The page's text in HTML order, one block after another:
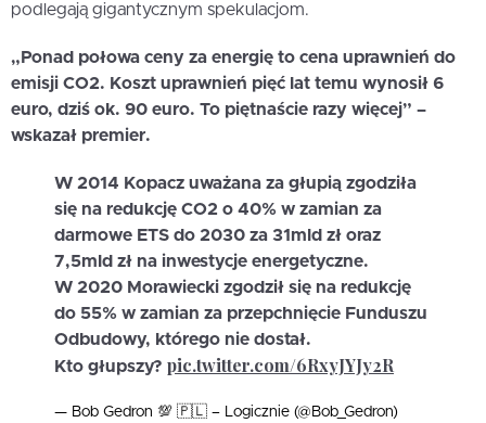
podlegają gigantycznym spekulacjom.
„Ponad połowa ceny za energię to cena uprawnień do
emisji CO2. Koszt uprawnień pięć lat temu wynosił 6
euro, dziś ok. 90 euro. To piętnaście razy więcej” –
wskazał premier.
W 2014 Kopacz uważana za głupią zgodziła
się na redukcję CO2 o 40% w zamian za
darmowe ETS do 2030 za 31mld zł oraz
7,5mld zł na inwestycje energetyczne.
W 2020 Morawiecki zgodził się na redukcję
do 55% w zamian za przepchnięcie Funduszu
Odbudowy, którego nie dostał.
Kto głupszy? pic.twitter.com/6RxyJYJy2R
— Bob Gedron 💯 🇵🇱 – Logicznie (@Bob_Gedron)